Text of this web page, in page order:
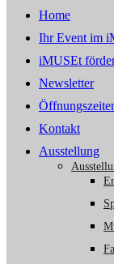
Home
Ihr Event im
iMUSEt
Newsletter
Kontakt
Ausstellung